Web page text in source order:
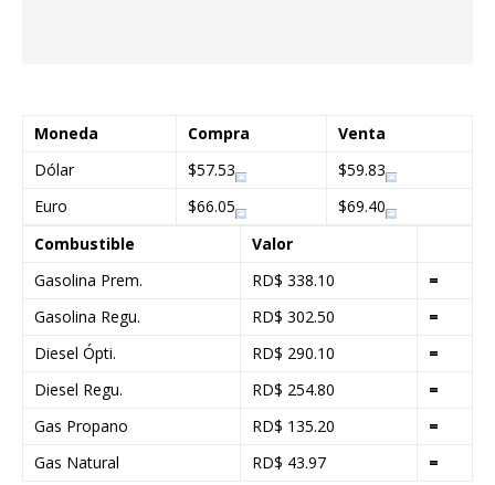
Moneda Compra
Venta
Dólar
$57.53
$59.83
Euro
$66.05
$69.40
Combustible
Valor
Gasolina Prem.
RD$ 338.10
=
Gasolina Regu.
RD$ 302.50
=
Diesel Ópti.
RD$ 290.10
=
Diesel Regu.
RD$ 254.80
=
Gas Propano
RD$ 135.20
=
Gas Natural
RD$ 43.97 =